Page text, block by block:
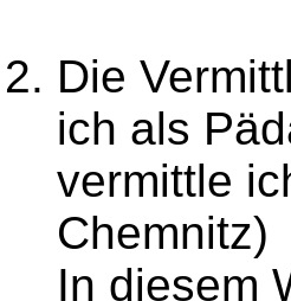
Die
ich als
vermittle
Chemnitz)
In diesem